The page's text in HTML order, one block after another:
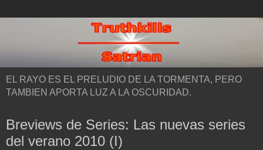
EL RAYO ES EL PRELUDIO DE LA TORMENTA, PERO
TAMBIEN APORTA LUZ A LA OSCURIDAD.
Breviews de Series: Las nuevas series
del verano 2010 (I)